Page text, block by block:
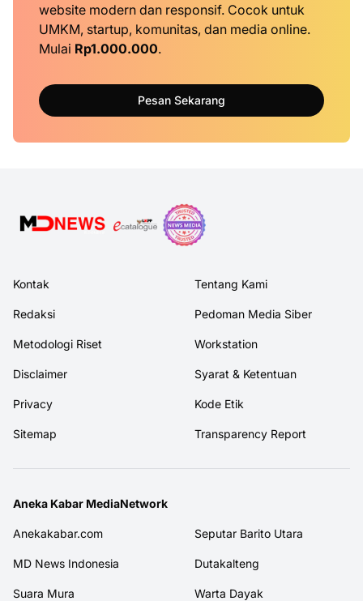
website modern dan responsif. Cocok untuk
UMKM, startup, komunitas, dan media online.
Mulai Rp1.000.000.
Pesan Sekarang
Kontak Tentang Kami
Redaksi Pedoman Media Siber
Metodologi Riset Workstation
Disclaimer Syarat & Ketentuan
Privacy Kode Etik
Sitemap Transparency Report
Aneka Kabar MediaNetwork
Anekakabar.com Seputar Barito Utara
MD News Indonesia Dutakalteng
Suara Mura Warta Dayak